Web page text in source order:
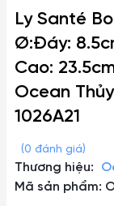
Ly Santé
Ø:Đáy:
Cao:
Ocean
1026A21
(0 đánh giá)
Thương hiệu:
Mã sản phẩm: